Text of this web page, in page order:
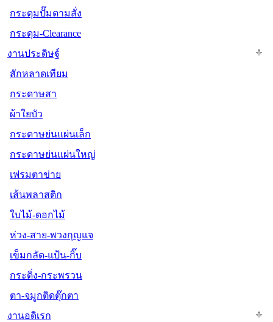
กระดุมปั๊มตามสั่ง
กระดุม-Clearance
งานประดิษฐ์
สักหลาดเทียม
กระดาษสา
ผ้าใยบัว
กระดาษย่นแผ่นเล็ก
กระดาษย่นแผ่นใหญ่
เฟรมตาข่าย
เส้นพลาสติก
ใบไม้-ดอกไม้
ห่วง-สาย-พวงกุญแจ
เข็มกลัด-แป้น-กิ๊บ
กระดิ่ง-กระพรวน
ตา-จมูกติดตุ๊กตา
งานอดิเรก